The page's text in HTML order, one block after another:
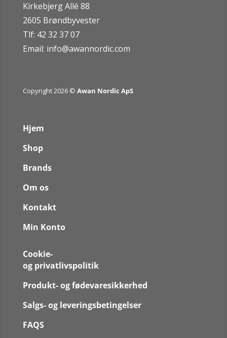
Kirkebjerg Allé 88
2605 Brøndbyvester
Tlf: 42 32 37 07
Email: info@awannordic.com
Copyright 2026 © Awan Nordic ApS
Hjem
Shop
Brands
Om os
Kontakt
Min Konto
Cookie-
og privatlivspolitik
Produkt- og fødevaresikkerhed
Salgs- og leveringsbetingelser
FAQS